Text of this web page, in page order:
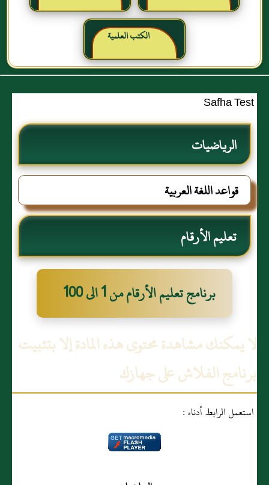
الكتب العلمية
Safha Test
الرياضيات
قواعد اللغة العربية
تعليم الأرقام
برنامج تعليم الأرقام من 1 الى 100
لا يمكنك مشاهدة محتوى هذه المادة إلا بتثبيت
برنامج الفلاش على جهازك
استعمل الرابط أدناه :